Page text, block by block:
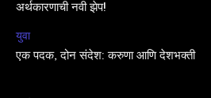
अर्थकारणाची नवी झेप!
युवा
एक पदक, दोन संदेश: करुणा आणि देशभक्ती